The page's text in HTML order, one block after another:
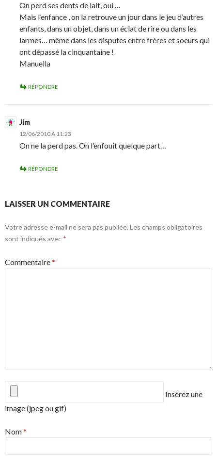
On perd ses dents de lait, oui …
Mais l’enfance , on la retrouve un jour dans le jeu d’autres
enfants, dans un objet, dans un éclat de rire ou dans les
larmes… même dans les disputes entre frères et soeurs qui
ont dépassé la cinquantaine !
Manuella
RÉPONDRE
Jim
12/06/2010 À 11:23
On ne la perd pas. On l’enfouit quelque part…
RÉPONDRE
LAISSER UN COMMENTAIRE
Votre adresse e-mail ne sera pas publiée. Les champs obligatoires
sont indiqués avec *
Commentaire*
Insérez une
image (jpeg ou gif)
Nom*